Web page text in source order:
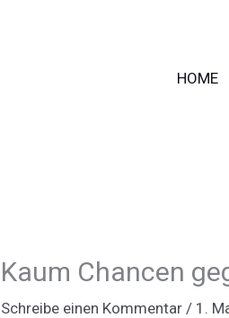
HOME
Kaum Chancen
Schreibe einen Kommentar / 1.